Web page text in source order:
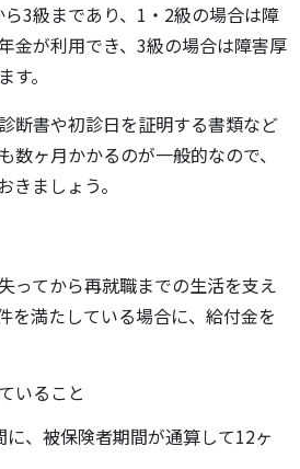
3級まであり、1・2級の場合は障
金が利用でき、3級の場合は障害厚
。
断書や初診日を証明する書類など
数ヶ月かかるのが一般的なので、
きましょう。
ってから再就職までの生活を支え
を満たしている場合に、給付金を
いること
、被保険者期間が通算して12ヶ